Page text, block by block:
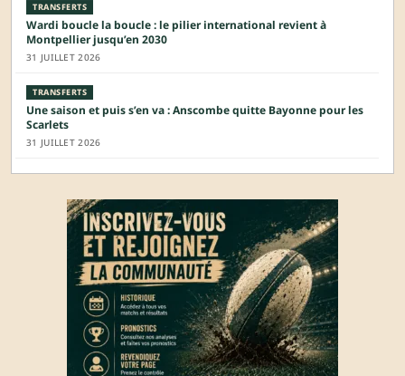
TRANSFERTS
Wardi boucle la boucle : le pilier international revient à
Montpellier jusqu’en 2030
31 JUILLET 2026
TRANSFERTS
Une saison et puis s’en va : Anscombe quitte Bayonne pour les
Scarlets
31 JUILLET 2026